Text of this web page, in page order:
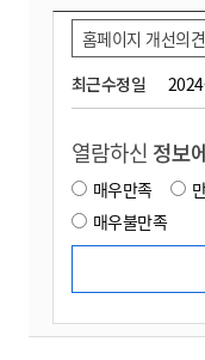
최근수정일
홈페이지 개선의견
열람하신 정보
매우만족
매우불만족